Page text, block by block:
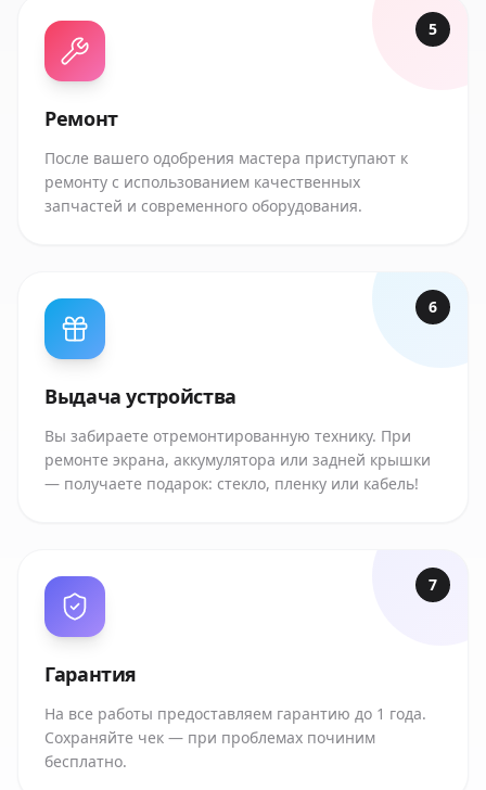
5
Ремонт
После вашего одобрения мастера приступают к
ремонту с использованием качественных
запчастей и современного оборудования.
6
Выдача устройства
Вы забираете отремонтированную технику. При
ремонте экрана, аккумулятора или задней крышки
— получаете подарок: стекло, пленку или кабель!
7
Гарантия
На все работы предоставляем гарантию до 1 года.
Сохраняйте чек — при проблемах починим
бесплатно.